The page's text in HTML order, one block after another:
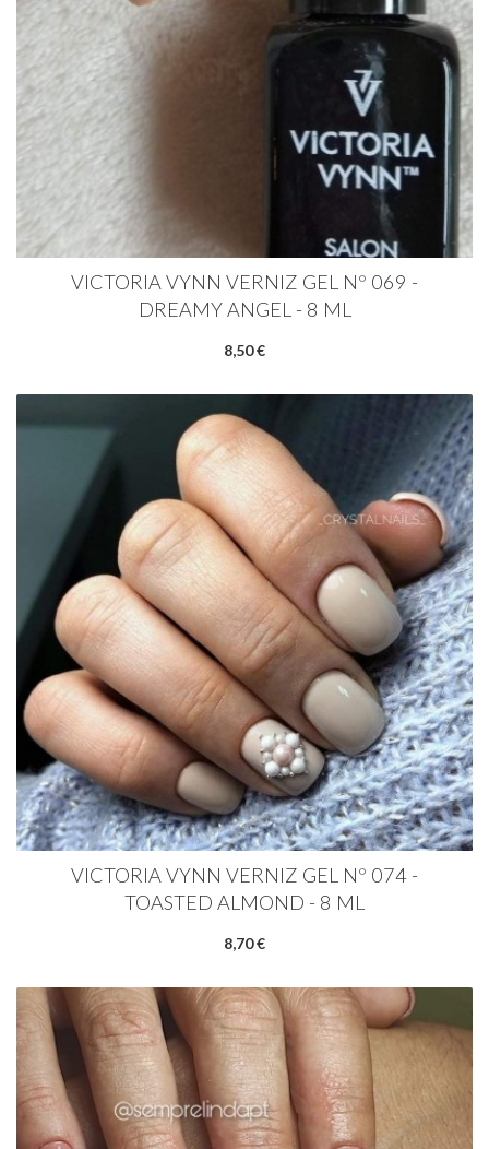
VICTORIA VYNN VERNIZ GEL Nº 069 -
DREAMY ANGEL - 8 ML
8,50 €
VICTORIA VYNN VERNIZ GEL Nº 074 -
TOASTED ALMOND - 8 ML
8,70 €